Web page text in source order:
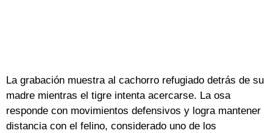
La grabación muestra al cachorro refugiado detrás de su
madre mientras el tigre intenta acercarse. La osa
responde con movimientos defensivos y logra mantener
distancia con el felino, considerado uno de los